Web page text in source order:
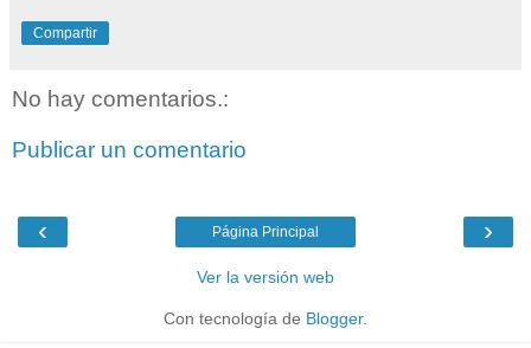
Compartir
No hay comentarios.:
Publicar un comentario
‹ ›
Página Principal
Ver la versión web
Con tecnología de Blogger.